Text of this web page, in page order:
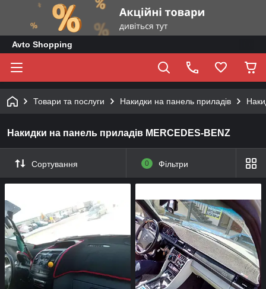
Avto Shopping
Товари та послуги Накидки на панель приладів
Накидки на панель приладів MERCEDES-BENZ
Сортування 0 Фільтри